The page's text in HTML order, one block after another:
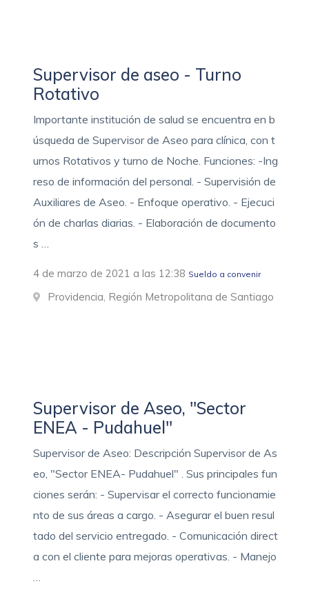
Supervisor de aseo - Turno
Rotativo
Importante institución de salud se encuentra en b
úsqueda de Supervisor de Aseo para clínica, con t
urnos Rotativos y turno de Noche. Funciones: -Ing
reso de información del personal. - Supervisión de
Auxiliares de Aseo. - Enfoque operativo. - Ejecuci
ón de charlas diarias. - Elaboración de documento
s …
4 de marzo de 2021 a las 12:38 Sueldo a convenir
Providencia, Región Metropolitana de Santiago
Supervisor de Aseo, "Sector
ENEA - Pudahuel"
Supervisor de Aseo: Descripción Supervisor de As
eo, "Sector ENEA- Pudahuel" . Sus principales fun
ciones serán: - Supervisar el correcto funcionamie
nto de sus áreas a cargo. - Asegurar el buen resul
tado del servicio entregado. - Comunicación direct
a con el cliente para mejoras operativas. - Manejo
…